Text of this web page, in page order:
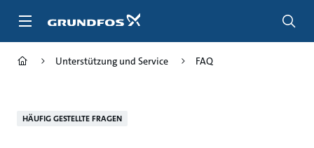
Inhalt
Unterstützung und Service FAQ
HÄUFIG GESTELLTE FRAGEN